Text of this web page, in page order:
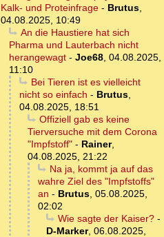
Kalk- und Proteinfrage - Brutus,
04.08.2025, 10:49
An die Haustiere hat sich
Pharma und Lauterbach nicht
herangewagt - Joe68, 04.08.2025,
11:10
Bei Tieren ist es vielleicht
nicht so einfach - Brutus,
04.08.2025, 18:51
Offiziell gab es keine
Tierversuche mit dem Corona
"Impfstoff" - Rainer,
04.08.2025, 21:22
Na ja, kommt ja auf das
wahre Ziel des "Impfstoffs"
an - Brutus, 05.08.2025,
02:02
Wie sagte der Kaiser?-
D-Marker, 06.08.2025,